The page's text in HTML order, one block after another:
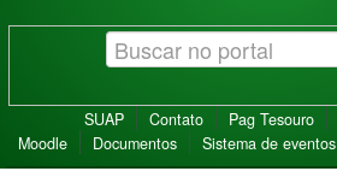
SUAP Contato Pag Tesouro
Moodle
Documentos Sistema de eventos